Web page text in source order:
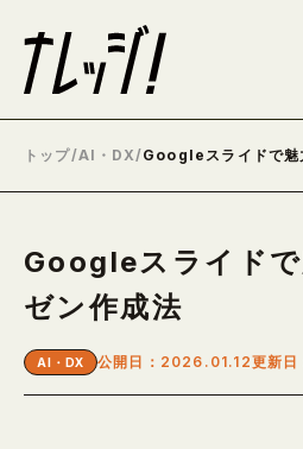
トップ/AI・DX/Googleスライドで魅
Googleスライド
ゼン作成法
AI・DX 公開日：2026.01.12更新